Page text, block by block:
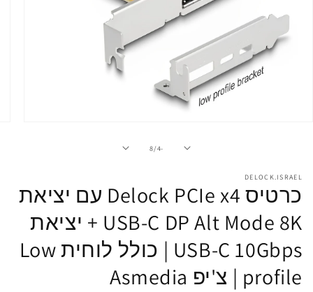
-4
/
מתוך
8
DELOCK.ISRAEL
כרטיס Delock PCIe x4 עם יציאת
USB-C DP Alt Mode 8K + יציאת
USB-C 10Gbps | כולל לוחית Low
profile | צ'יפ Asmedia